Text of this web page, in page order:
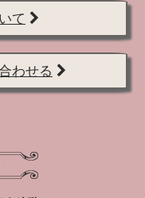
て
わせる